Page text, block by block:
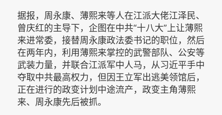
据报，周永康、薄熙来等人在江派大佬江泽民、
曾庆红的主导下，企图在中共“十八大”上让薄熙
来进常委，接替周永康政法委书记的职位，然后
在两年内，利用薄熙来掌控的武警部队、公安等
武装力量，并联合江派军中人马，从习近平手中
夺取中共最高权力，但因王立军出逃美领馆后，
正在进行的政变计划中途流产，政变主角薄熙
来、周永康先后被抓。